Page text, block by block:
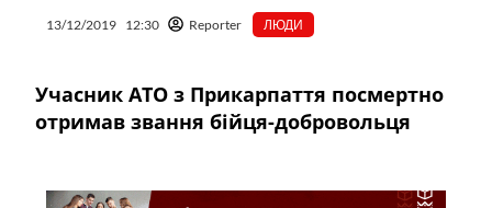
13/12/2019 12:30 Reporter ЛЮДИ
Учасник АТО з Прикарпаття посмертно
отримав звання бійця-добровольця